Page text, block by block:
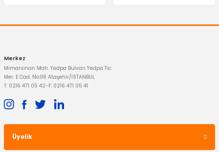
TÜKENDİ
Merkez
Mimarsinan Mah. Yedpa Bulvarı Yedpa Tic.
Mer. E Cad. No:118 Ataşehir/İSTANBUL
T: 0216 471 05 42-F: 0216 471 05 41
Üyelik